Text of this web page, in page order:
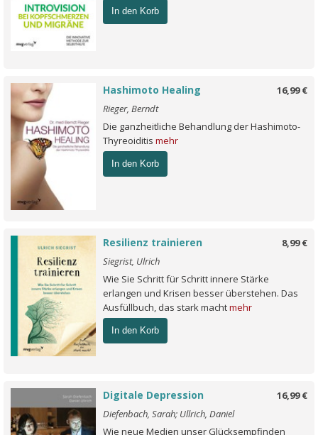
In den Korb
16,99 €
Hashimoto Healing
Rieger, Berndt
Die ganzheitliche Behandlung der Hashimoto-
Thyreoiditis mehr
In den Korb
8,99 €
Resilienz trainieren
Siegrist, Ulrich
Wie Sie Schritt für Schritt innere Stärke
erlangen und Krisen besser überstehen. Das
Ausfüllbuch, das stark machtmehr
In den Korb
16,99 €
Digitale Depression
Diefenbach, Sarah; Ullrich, Daniel
Wie neue Medien unser Glücksempfinden